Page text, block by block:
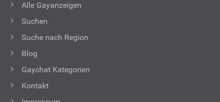
Alle Gayanzeigen
Suchen
Suche nach Region
Blog
Gaychat Kategorien
Kontakt